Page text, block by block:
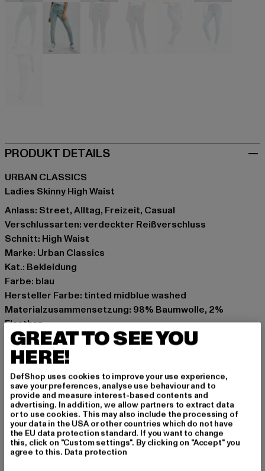
schwarzschwarz
PRODUKT DETAILS
URBAN CLASSICS
Ladies Skinny High Waist
Anlass: Street, Alltag, Freizeit, Casual
Verschlussarten: verdeckter Reißverschluss
Schnitt: High Waist
Marke: Urban Classics
Kat.: Bekleidung
Farbe: blau
Hersteller Farbe: tinted midblue washed
Materialzusammensetzung: 98% Baumwolle, 2%
Elasthan
Art.Nr: TB2970-02433
Hersteller: TB International GmbH |
Dr.-Robert-Murjahn-Straße 7 | 64372 Ober-Ramstadt |
DE
GRÖSSE & PASSFORM
PFLEGEHINWEISE
GREAT TO SEE YOU
HERE!
DefShop uses cookies to improve your use experience,
save your preferences, analyse use behaviour and to
provide and measure interest-based contents and
advertising. In addition, we allow partners to extract data
or to use cookies. This may also include the processing of
your data in the USA or other countries which do not have
the EU data protection standard. If you want to change
this, click on "Custom settings". By clicking on "Accept" you
agree to this. Data protection